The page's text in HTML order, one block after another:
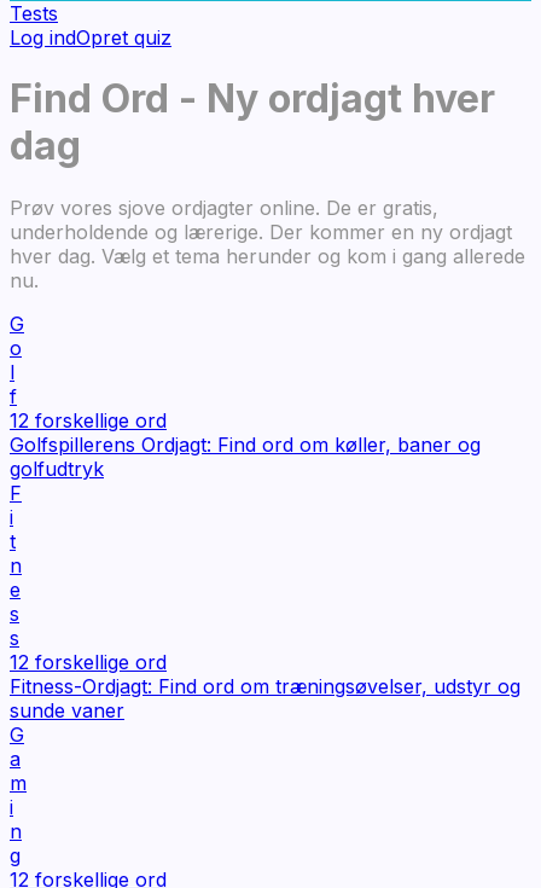
Tests
Log indOpret quiz
Find Ord - Ny ordjagt hver
dag
Prøv vores sjove ordjagter online. De er gratis,
underholdende og lærerige. Der kommer en ny ordjagt
hver dag. Vælg et tema herunder og kom i gang allerede
nu.
G
o
l
f
12 forskellige ord
Golfspillerens Ordjagt: Find ord om køller, baner og
golfudtryk
F
i
t
n
e
s
s
12 forskellige ord
Fitness-Ordjagt: Find ord om træningsøvelser, udstyr og
sunde vaner
G
a
m
i
n
g
12 forskellige ord